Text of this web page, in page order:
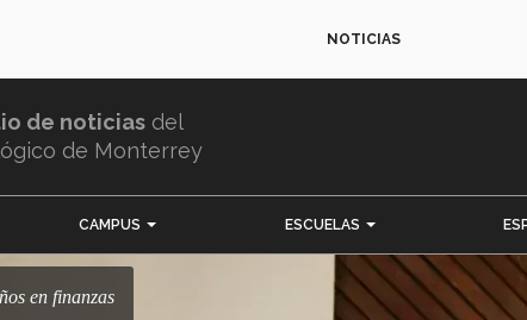
NOTICIAS
de noticias del
de Monterrey
CAMPUS ESCUELAS
en finanzas